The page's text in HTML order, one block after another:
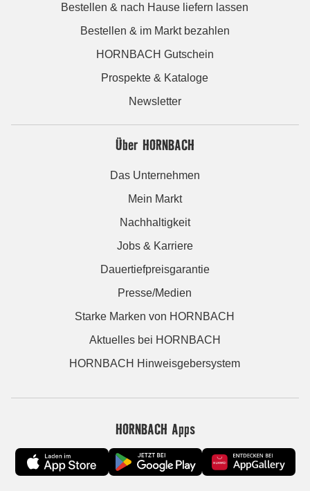
Bestellen & nach Hause liefern lassen
Bestellen & im Markt bezahlen
HORNBACH Gutschein
Prospekte & Kataloge
Newsletter
Über HORNBACH
Das Unternehmen
Mein Markt
Nachhaltigkeit
Jobs & Karriere
Dauertiefpreisgarantie
Presse/Medien
Starke Marken von HORNBACH
Aktuelles bei HORNBACH
HORNBACH Hinweisgebersystem
HORNBACH Apps